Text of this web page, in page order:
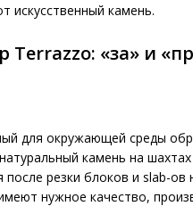
искусственный камень.
Terrazzo: «за» и
для окружающей среды
камень на
после резки блоков и slab-
нужное качество,